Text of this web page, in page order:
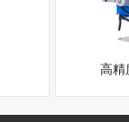
高精